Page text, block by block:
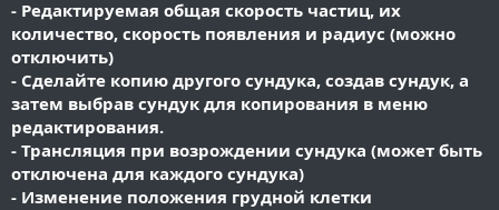
- Редактируемая общая скорость частиц, их
количество, скорость появления и радиус (можно
отключить)
- Сделайте копию другого сундука, создав сундук, а
затем выбрав сундук для копирования в меню
редактирования.
- Трансляция при возрождении сундука (может быть
отключена для каждого сундука)
- Изменение положения грудной клетки